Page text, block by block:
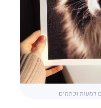
דמעות וכתמים